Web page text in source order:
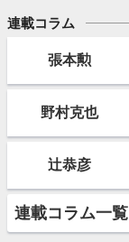
連載コラム
張本勲
野村克也
辻恭彦
連載コラム一覧